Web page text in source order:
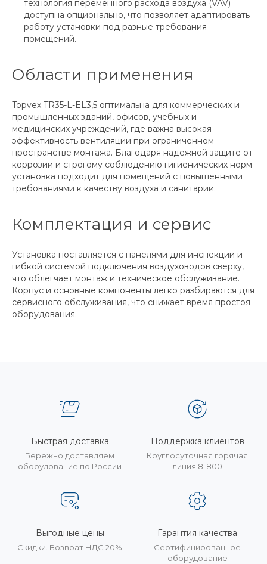
технология переменного расхода воздуха (VAV)
доступна опционально, что позволяет адаптировать
работу установки под разные требования
помещений.
Области применения
Topvex TR35-L-EL3,5 оптимальна для коммерческих и
промышленных зданий, офисов, учебных и
медицинских учреждений, где важна высокая
эффективность вентиляции при ограниченном
пространстве монтажа. Благодаря надежной защите от
коррозии и строгому соблюдению гигиенических норм
установка подходит для помещений с повышенными
требованиями к качеству воздуха и санитарии.
Комплектация и сервис
Установка поставляется с панелями для инспекции и
гибкой системой подключения воздуховодов сверху,
что облегчает монтаж и техническое обслуживание.
Корпус и основные компоненты легко разбираются для
сервисного обслуживания, что снижает время простоя
оборудования.
Быстрая доставка
Бережно доставляем
оборудование по России
Поддержка клиентов
Круглосуточная горячая
линия 8-800
Выгодные цены
Скидки. Возврат НДС 20%
Гарантия качества
Сертифицированное
оборудование